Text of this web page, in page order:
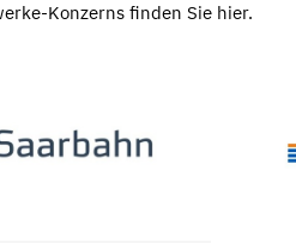
Konzerns finden Sie hier.